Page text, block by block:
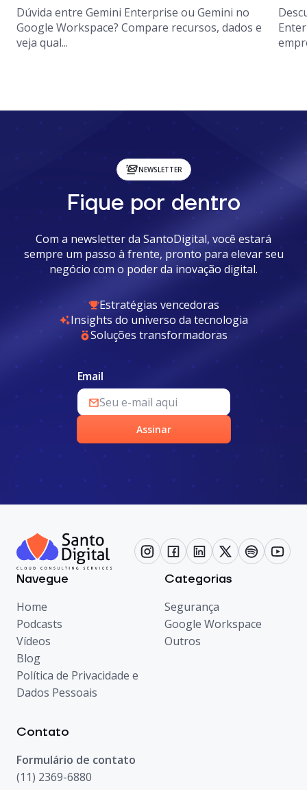
Dúvida entre Gemini Enterprise ou Gemini no
Google Workspace? Compare recursos, dados e
veja qual...
NEWSLETTER
Fique por dentro
Com a newsletter da SantoDigital, você estará
sempre um passo à frente, pronto para elevar seu
negócio com o poder da inovação digital.
Estratégias vencedoras
Insights do universo da tecnologia
Soluções transformadoras
Email
Assinar
Navegue
Home
Podcasts
Vídeos
Blog
Política de Privacidade e
Dados Pessoais
Categorias
Segurança
Google Workspace
Outros
Contato
Formulário de contato
(11) 2369-6880